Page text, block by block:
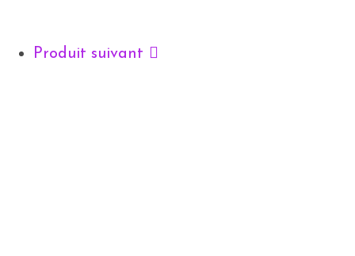
Produit suivant